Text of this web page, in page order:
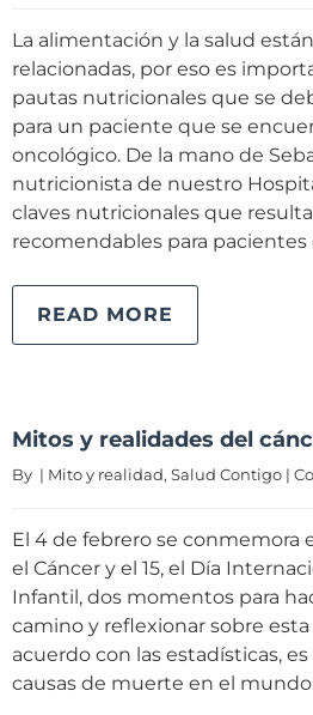
La alimentación y la salud
relacionadas, por eso es
pautas nutricionales que se
para un paciente que se
oncológico. De la mano de
nutricionista de nuestro
claves nutricionales que
recomendables para
READ MORE
Mitos y realidades del
By | Mito y realidad, Salud Contigo |
El 4 de febrero se conmemora
el Cáncer y el 15, el Día
Infantil, dos momentos para
camino y reflexionar sobre
acuerdo con las estadísticas,
causas de muerte en el